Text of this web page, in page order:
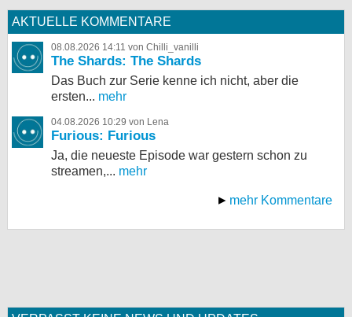
AKTUELLE KOMMENTARE
08.08.2026 14:11 von Chilli_vanilli
The Shards: The Shards
Das Buch zur Serie kenne ich nicht, aber die
ersten... mehr
04.08.2026 10:29 von Lena
Furious: Furious
Ja, die neueste Episode war gestern schon zu
streamen,... mehr
mehr Kommentare